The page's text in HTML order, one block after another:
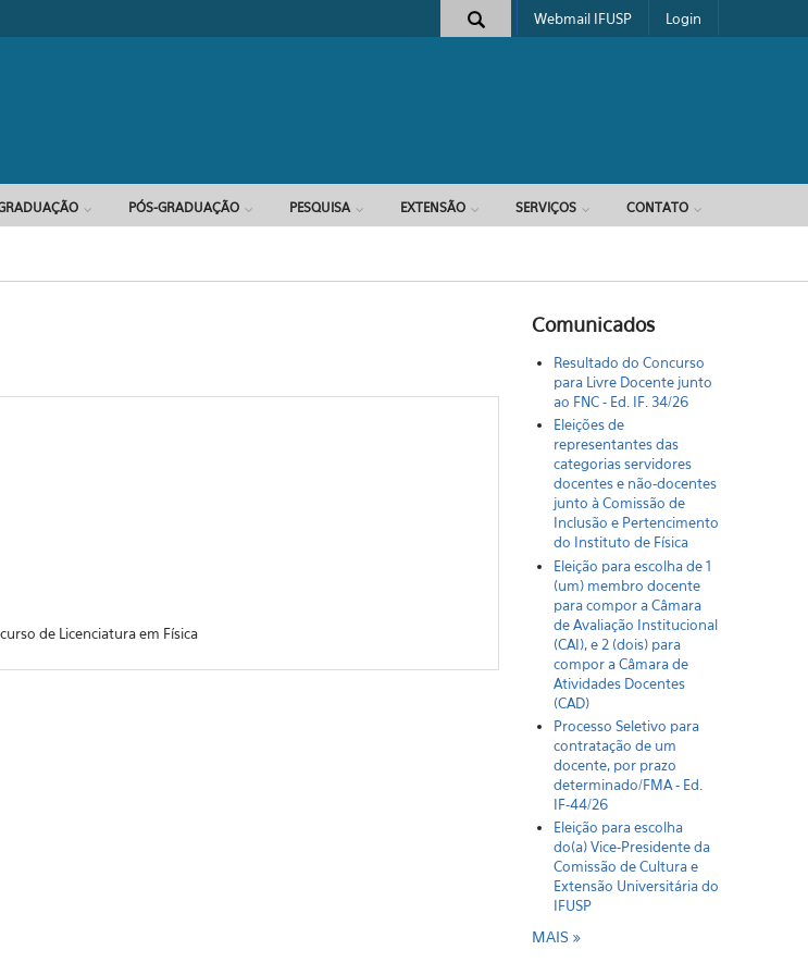
Formulário de busca
Webmail IFUSP Login
PÓS-GRADUAÇÃO PESQUISA EXTENSÃO SERVIÇOS CONTATO
de Licenciatura em Física
Comunicados
Resultado do Concurso
para Livre Docente junto
ao FNC - Ed. IF. 34/26
Eleições de
representantes das
categorias servidores
docentes e não-docentes
junto à Comissão de
Inclusão e Pertencimento
do Instituto de Física
Eleição para escolha de 1
(um) membro docente
para compor a Câmara
de Avaliação Institucional
(CAI), e 2 (dois) para
compor a Câmara de
Atividades Docentes
(CAD)
Processo Seletivo para
contratação de um
docente, por prazo
determinado/FMA - Ed.
IF-44/26
Eleição para escolha
do(a) Vice-Presidente da
Comissão de Cultura e
Extensão Universitária do
IFUSP
MAIS